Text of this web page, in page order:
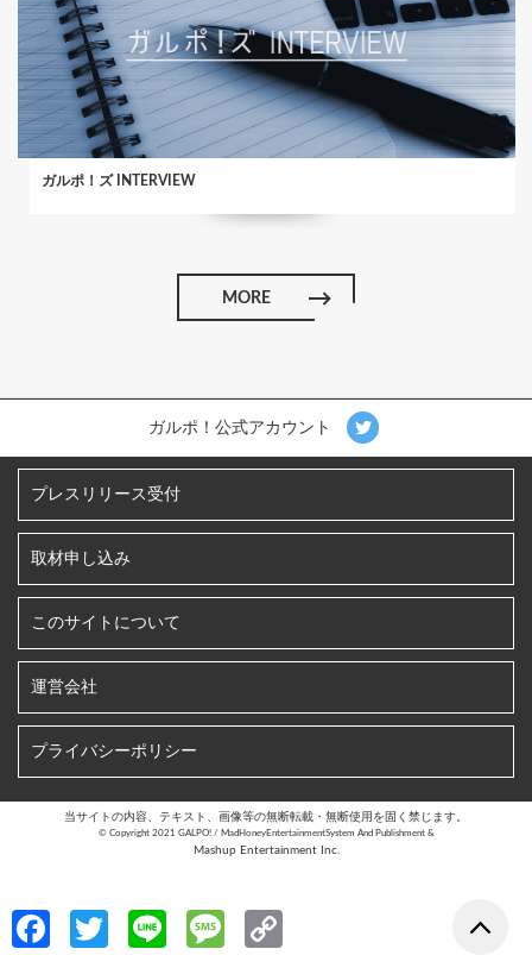
Fa
T
Li
M
ガルポ！ズ INTERVIEW
MORE
ガルポ！公式アカウント
プレスリリース受付
取材申し込み
このサイトについて
運営会社
プライバシーポリシー
当サイトの内容、テキスト、画像等の無断転載・無断使用を固く禁じます。
©︎ Copyright 2021 GALPO! / MadHoneyEntertainmentSystem And Publishment &
Mashup Entertainment Inc.